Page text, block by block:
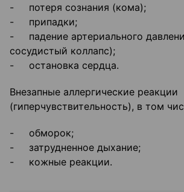
- потеря сознания (кома);
- припадки;
- падение артериального
сосудистый коллапс);
- остановка сердца.
Внезапные аллергические реакции
(гиперчувствительность), в том
- обморок;
- затрудненное дыхание;
- кожные реакции.